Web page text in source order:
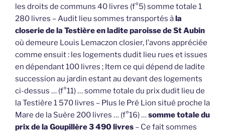
les droits de communs 40 livres (f°5) somme totale 1
280 livres – Audit lieu sommes transportés àla
closerie de la Testière en ladite paroisse de St Aubin
où demeure Louis Lemaczon closier, l’avons appréciée
comme ensuit : les logements dudit lieu rues et issues
en dépendant 100 livres ; Item ce qui dépend de ladite
succession au jardin estant au devant des logements
ci-dessus … (f°11) … somme totale du prix dudit lieu de
la Testière 1 570 livres – Plus le Pré Lion situé proche la
Mare de la Suère 200 livres … (f°16) …somme totale du
prix de la Goupillère 3 490 livres – Ce fait sommes